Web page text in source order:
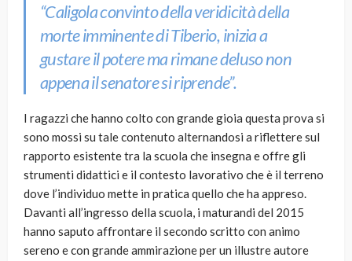
“Caligola convinto della veridicità della
morte imminente di Tiberio, inizia a
gustare il potere ma rimane deluso non
appena il senatore si riprende”.
I ragazzi che hanno colto con grande gioia questa prova si
sono mossi su tale contenuto alternandosi a riflettere sul
rapporto esistente tra la scuola che insegna e offre gli
strumenti didattici e il contesto lavorativo che è il terreno
dove l’individuo mette in pratica quello che ha appreso.
Davanti all’ingresso della scuola, i maturandi del 2015
hanno saputo affrontare il secondo scritto con animo
sereno e con grande ammirazione per un illustre autore